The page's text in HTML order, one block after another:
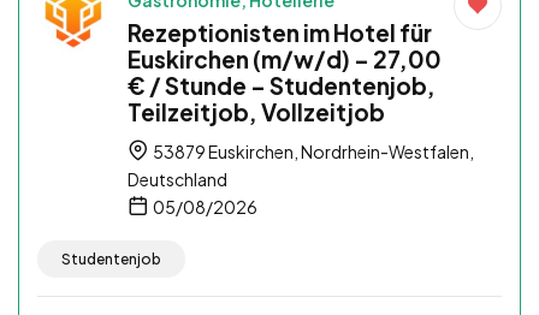
Rezeptionisten im Hotel für
Euskirchen (m/w/d) – 27,00
€ / Stunde – Studentenjob,
Teilzeitjob, Vollzeitjob
53879 Euskirchen, Nordrhein-Westfalen,
Deutschland
05/08/2026
Studentenjob